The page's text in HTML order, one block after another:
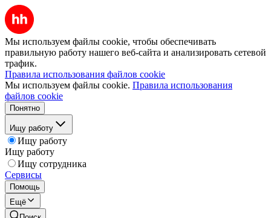
Мы используем файлы cookie, чтобы обеспечивать
правильную работу нашего веб-сайта и анализировать сетевой
трафик.
Правила использования файлов cookie
Мы используем файлы cookie. Правила использования
файлов cookie
Понятно
Ищу работу
Ищу работу
Ищу работу
Ищу сотрудника
Сервисы
Помощь
Ещё